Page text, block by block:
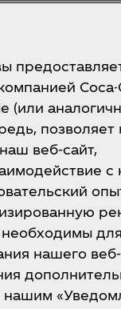
Уведомление о
потребителей
Условия
Настройки
Coca-
(или
позволяет
веб-сайт,
для
нашего
нашим